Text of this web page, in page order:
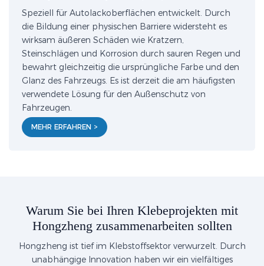
Speziell für Autolackoberflächen entwickelt. Durch
die Bildung einer physischen Barriere widersteht es
wirksam äußeren Schäden wie Kratzern,
Steinschlägen und Korrosion durch sauren Regen und
bewahrt gleichzeitig die ursprüngliche Farbe und den
Glanz des Fahrzeugs. Es ist derzeit die am häufigsten
verwendete Lösung für den Außenschutz von
Fahrzeugen.
MEHR ERFAHREN >
Warum Sie bei Ihren Klebeprojekten mit
Hongzheng zusammenarbeiten sollten
Hongzheng ist tief im Klebstoffsektor verwurzelt. Durch
unabhängige Innovation haben wir ein vielfältiges